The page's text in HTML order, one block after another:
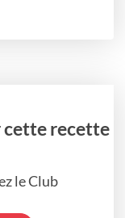
cette recette
le Club